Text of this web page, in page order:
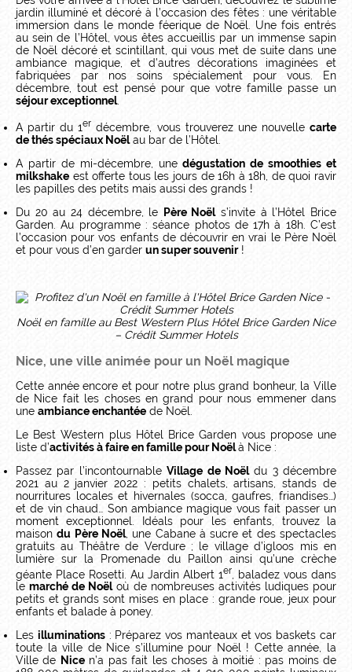
jardin illuminé et décoré à l’occasion des fêtes : une véritable
immersion dans le monde féerique de Noël. Une fois entrés
au sein de l’Hôtel, vous êtes accueillis par un immense sapin
de Noël décoré et scintillant, qui vous met de suite dans une
ambiance magique, et d’autres décorations imaginées et
fabriquées par nos soins spécialement pour vous. En
décembre, tout est pensé pour que votre famille passe un
séjour exceptionnel.
A partir du 1er décembre, vous trouverez une nouvellecarte
de thés spéciaux Noëlau bar de l’Hôtel.
A partir de mi-décembre, unedégustation de smoothies et
milkshake est offerte tous les jours de 16h à 18h, de quoi ravir
les papilles des petits mais aussi des grands !
Du 20 au 24 décembre, le
Père Noëls’invite à l’Hôtel Brice
Garden. Au programme : séance photos de 17h à 18h. C’est
l’occasion pour vos enfants de découvrir en vrai le Père Noël
et pour vous d’en garder un super souvenir!
Noël en famille au Best Western Plus Hôtel Brice Garden Nice
– Crédit Summer Hotels
Nice, une ville animée pour un Noël magique
Cette année encore et pour notre plus grand bonheur, la Ville
de Nice fait les choses en grand pour nous emmener dans
une ambiance enchantée de Noël.
Le Best Western plus Hôtel Brice Garden vous propose une
liste d’activités à faire en famille pour Noëlà Nice :
Passez par l’incontournableVillage de Noëldu 3 décembre
2021 au 2 janvier 2022 : petits chalets, artisans, stands de
nourritures locales et hivernales (socca, gaufres, friandises…)
et de vin chaud… Son ambiance magique vous fait passer un
moment exceptionnel. Idéals pour les enfants, trouvez la
maisondu Père Noël, une Cabane à sucre et des spectacles
gratuits au Théâtre de Verdure ; le village d’igloos mis en
lumière sur la Promenade du Paillon ainsi qu’une crèche
géante Place Rosetti. Au Jardin Albert 1er , baladez vous dans
lemarché de Noëloù de nombreuses activités ludiques pour
petits et grands sont mises en place : grande roue, jeux pour
enfants et balade à poney.
Les illuminations: Préparez vos manteaux et vos baskets car
toute la ville de Nice s’illumine pour Noël ! Cette année, la
Ville de Nicen’a pas fait les choses à moitié : pas moins de